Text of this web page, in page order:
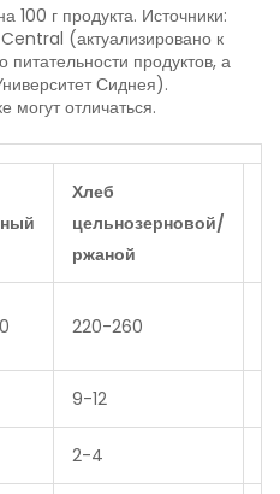
г продукта. Источники:
(актуализировано к
продуктов, а
Сиднея).
могут отличаться.
Хлеб
цельнозерновой/
ржаной
220-260
9-12
2-4